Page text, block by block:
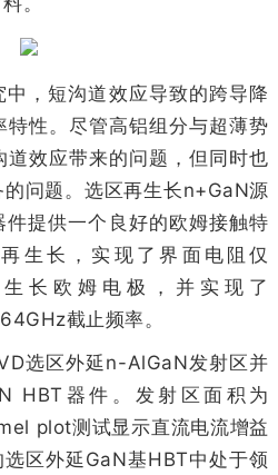
，短沟道效应导致的跨导降
性。尽管高铝组分与超薄势
效应带来的问题，但同时也
问题。选区再生长n+GaN源
提供一个良好的欧姆接触特
生长，实现了界面电阻仅
长欧姆电极，并实现了
截止频率。
选区外延n-AlGaN发射区并
HBT器件。发射区面积为
plot测试显示直流电流增益
区外延GaN基HBT中处于领